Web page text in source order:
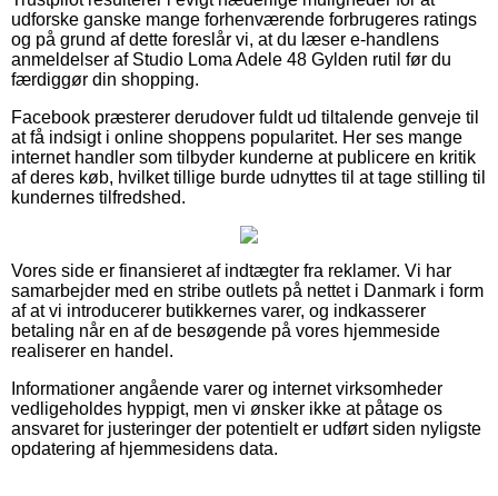
udforske ganske mange forhenværende forbrugeres ratings
og på grund af dette foreslår vi, at du læser e-handlens
anmeldelser af Studio Loma Adele 48 Gylden rutil før du
færdiggør din shopping.
Facebook præsterer derudover fuldt ud tiltalende genveje til
at få indsigt i online shoppens popularitet. Her ses mange
internet handler som tilbyder kunderne at publicere en kritik
af deres køb, hvilket tillige burde udnyttes til at tage stilling til
kundernes tilfredshed.
Vores side er finansieret af indtægter fra reklamer. Vi har
samarbejder med en stribe outlets på nettet i Danmark i form
af at vi introducerer butikkernes varer, og indkasserer
betaling når en af de besøgende på vores hjemmeside
realiserer en handel.
Informationer angående varer og internet virksomheder
vedligeholdes hyppigt, men vi ønsker ikke at påtage os
ansvaret for justeringer der potentielt er udført siden nyligste
opdatering af hjemmesidens data.